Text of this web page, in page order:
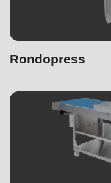
Rondopress